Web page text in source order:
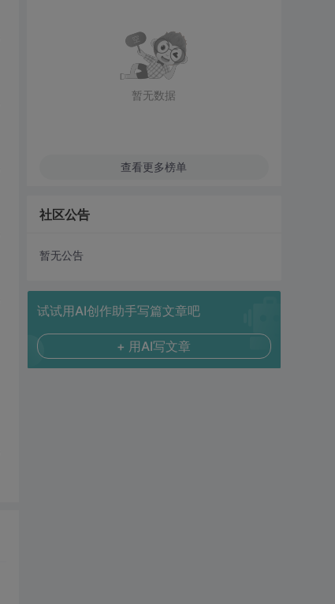
暂无数据
查看更多榜单
社区公告
暂无公告
试试用AI创作助手写篇文章吧
+ 用AI写文章